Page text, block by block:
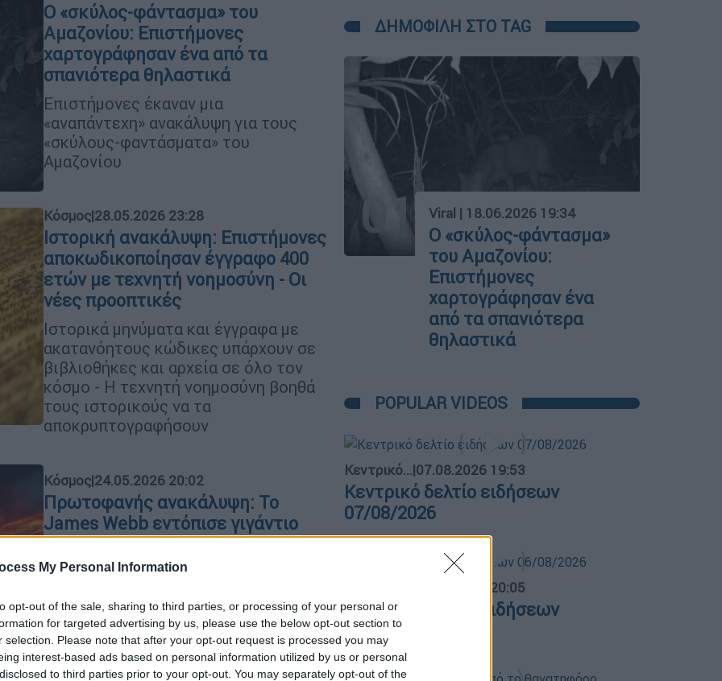
My Personal Information
opt-out of the sale, sharing to third parties, or processing of your personal or
for targeted advertising by us, please use the below opt-out section to
selection. Please note that after your opt-out request is processed you may
interest-based ads based on personal information utilized by us or personal
to third parties prior to your opt-out. You may separately opt-out of the
Ο «σκύλος-φάντασμα» του
Αμαζονίου: Επιστήμονες
χαρτογράφησαν ένα από τα
σπανιότερα θηλαστικά
Επιστήμονες έκαναν μια
«αναπάντεχη» ανακάλυψη για τους
«σκύλους-φαντάσματα» του
Αμαζονίου
Κόσμος|28.05.2026 23:28
Ιστορική ανακάλυψη: Επιστήμονες
αποκωδικοποίησαν έγγραφο 400
ετών με τεχνητή νοημοσύνη - Οι
νέες προοπτικές
Ιστορικά μηνύματα και έγγραφα με
ακατανόητους κώδικες υπάρχουν σε
βιβλιοθήκες και αρχεία σε όλο τον
κόσμο - Η τεχνητή νοημοσύνη βοηθά
τους ιστορικούς να τα
αποκρυπτογραφήσουν
Κόσμος|24.05.2026 20:02
Πρωτοφανής ανακάλυψη: Το
James Webb εντόπισε γιγάντιο
πλανήτη με παρόμοιες
θερμοκρασίες με τη Γη
ανακάλυψη - Η σημασία ύπαρξης
ήπιων θερμοκρασιών σε πλανήτη-
γίγαντα
ΔΗΜΟΦΙΛΗ ΣΤΟ TAG
01 Viral | 18.06.2026 19:34
Ο «σκύλος-φάντασμα»
του Αμαζονίου:
Επιστήμονες
χαρτογράφησαν ένα
από τα σπανιότερα
θηλαστικά
POPULAR VIDEOS
Κεντρικό...|07.08.2026 19:53
Κεντρικό δελτίο ειδήσεων
07/08/2026
06.08.2026 20:05
Κεντρικό δελτίο ειδήσεων
06/08/2026